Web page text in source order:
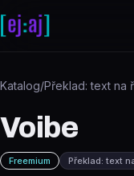
Katalog/Překlad: text na
Voibe
Freemium Překlad: text